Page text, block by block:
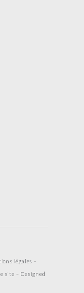
légales –
site – Designed